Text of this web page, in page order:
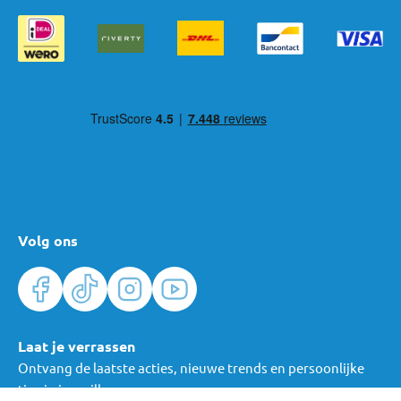
model. Sommige baby kinderstoelen zijn al geschikt
geboorte.
Dit zijn vaak meegroei kinderstoelenmet een speciale
newborn set of ligstand. Je baby ligt hierbij in een veilige, licht
begin bij jullie aan tafel, zonder dat het rechtop hoeft te zitten.
Gebruik een kinderstoel vanaf de geboorte alleen wanneer het
De meeste kinderstoelen zijn geschikt vanaf
maanden, rond deze leeftijd kan een baby meestal zelfstandig
zitten. Dat betekent dat je kindje rechtop kan blijven zitten,
zonder om te vallen en voldoende kracht heeft in de nek en rug.
Dit is belangrijk, omdat een kinderstoel een zittende houding
vraagt. Ook is dit vaak het moment waarop je start met de eerste
hapjes. Je baby kan dan stabiel genoeg zitten om veilig te eten.
Volg ons
Laat je verrassen
Ontvang de laatste acties, nieuwe trends en persoonlijke
tips in je mailbox.